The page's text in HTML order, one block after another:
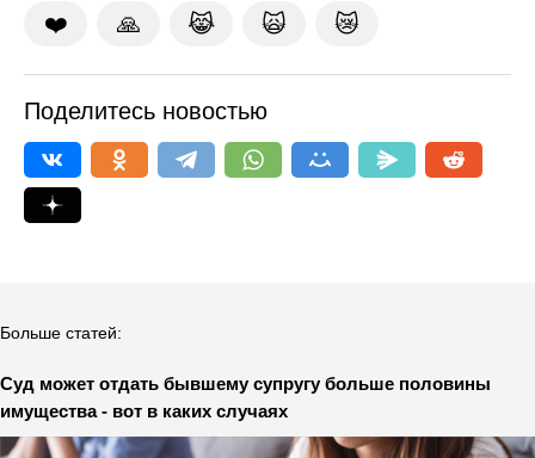
❤️ 🙏 😹 🙀 😿
Поделитесь новостью
Больше статей:
Суд может отдать бывшему супругу больше половины
имущества - вот в каких случаях